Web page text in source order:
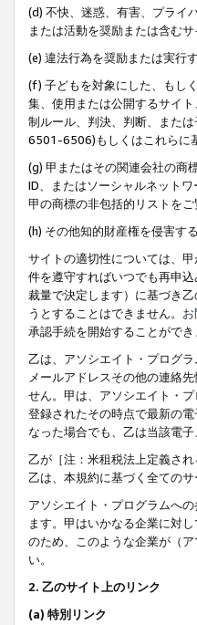
(d) 不快、迷惑、有害、プライ
または活動を奨励または含むサ
(e) 違法行為を奨励または実行
(f) 子どもを対象にした、もし
集、使用または公開するサイ
制ルール、判決、判断、また
6501-6506)もしくはこれらに
(g) 甲またはその関連会社の商
ID、またはソーシャルネット
甲の商標の非包括的リストをご
(h) その他知的財産権を侵害す
サイトの適切性については、
件を遵守すればいつでも再申
裁量で決定します）に基づき
うとすることはできません。
承認手続を開始することができ
乙は、アソシエイト・プログ
メールアドレスその他の連絡
せん。甲は、アソシエイト・
登録されたその時点で最新の
なった場合でも、乙は当該電
乙が［注：米租税法上定義さ
乙は、本規約に基づく全ての
アソシエイト・プログラムへ
ます。甲はいかなる企業に対
のため、このような企業が（
い。
2. 乙のサイト上のリンク
(a) 特別リンク